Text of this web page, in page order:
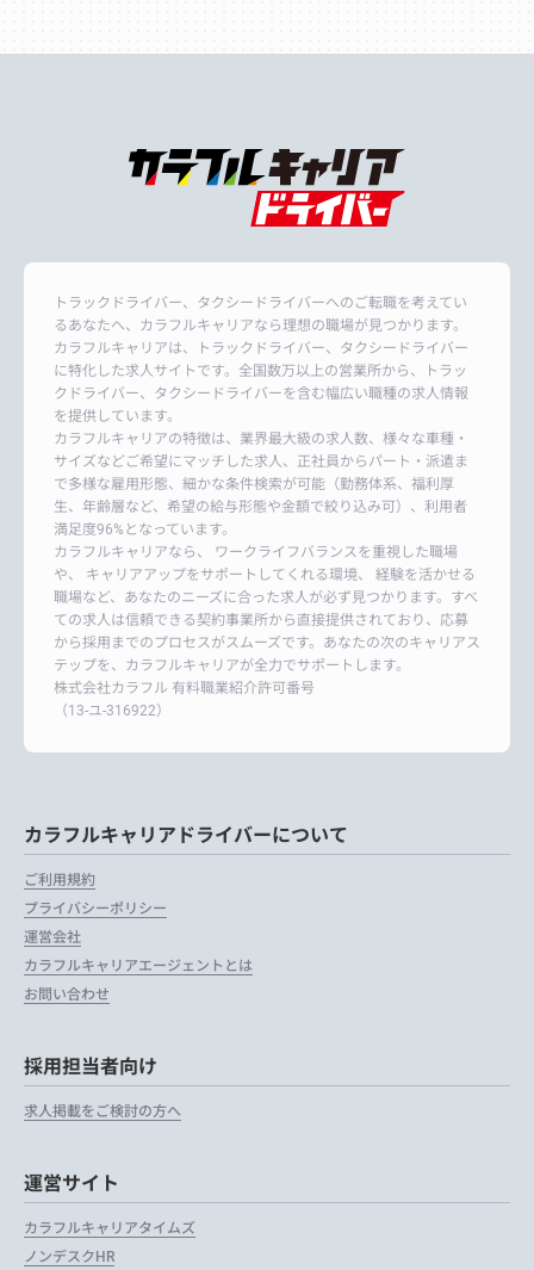
トラックドライバー、タクシードライバーへのご転職を考えてい
るあなたへ、カラフルキャリアなら理想の職場が見つかります。
カラフルキャリアは、トラックドライバー、タクシードライバー
に特化した求人サイトです。全国数万以上の営業所から、トラッ
クドライバー、タクシードライバーを含む幅広い職種の求人情報
を提供しています。
カラフルキャリアの特徴は、業界最大級の求人数、様々な車種・
サイズなどご希望にマッチした求人、正社員からパート・派遣ま
で多様な雇用形態、細かな条件検索が可能（勤務体系、福利厚
生、年齢層など、希望の給与形態や金額で絞り込み可）、利用者
満足度96%となっています。
カラフルキャリアなら、 ワークライフバランスを重視した職場
や、 キャリアアップをサポートしてくれる環境、 経験を活かせる
職場など、あなたのニーズに合った求人が必ず見つかります。すべ
ての求人は信頼できる契約事業所から直接提供されており、応募
から採用までのプロセスがスムーズです。あなたの次のキャリアス
テップを、カラフルキャリアが全力でサポートします。
株式会社カラフル 有料職業紹介許可番号
（13-ユ-316922）
カラフルキャリアドライバーについて
ご利用規約
プライバシーポリシー
運営会社
カラフルキャリアエージェントとは
お問い合わせ
採用担当者向け
求人掲載をご検討の方へ
運営サイト
カラフルキャリアタイムズ
ノンデスクHR